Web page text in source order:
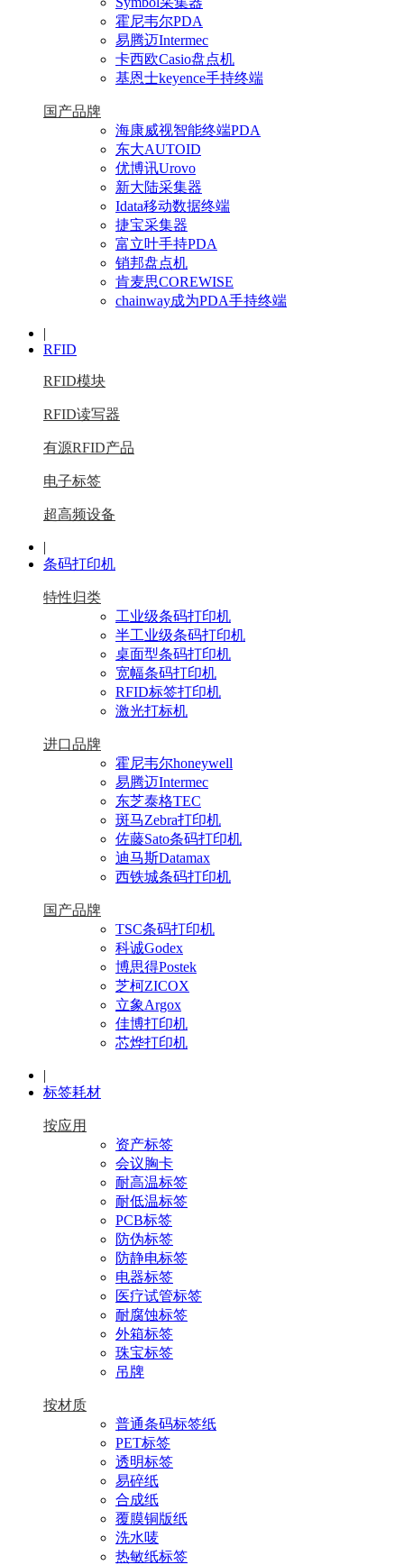
霍尼韦尔PDA
易腾迈Intermec
卡西欧Casio盘点机
基恩士keyence手持终端
国产品牌
海康威视智能终端PDA
东大AUTOID
优博讯Urovo
新大陆采集器
Idata移动数据终端
捷宝采集器
富立叶手持PDA
销邦盘点机
肯麦思COREWISE
chainway成为PDA手持终端
|
RFID
RFID模块
RFID读写器
有源RFID产品
电子标签
超高频设备
|
条码打印机
特性归类
工业级条码打印机
半工业级条码打印机
桌面型条码打印机
宽幅条码打印机
RFID标签打印机
激光打标机
进口品牌
霍尼韦尔honeywell
易腾迈Intermec
东芝泰格TEC
斑马Zebra打印机
佐藤Sato条码打印机
迪马斯Datamax
西铁城条码打印机
国产品牌
TSC条码打印机
科诚Godex
博思得Postek
芝柯ZICOX
立象Argox
佳博打印机
芯烨打印机
|
标签耗材
按应用
资产标签
会议胸卡
耐高温标签
耐低温标签
PCB标签
防伪标签
防静电标签
电器标签
医疗试管标签
耐腐蚀标签
外箱标签
珠宝标签
吊牌
按材质
普通条码标签纸
PET标签
透明标签
易碎纸
合成纸
覆膜铜版纸
洗水唛
热敏纸标签